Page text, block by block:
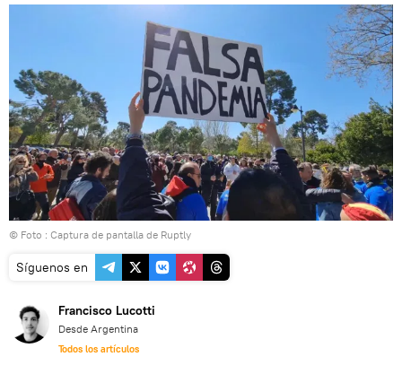
© Foto : Captura de pantalla de Ruptly
Síguenos en
Francisco Lucotti
Desde Argentina
Todos los artículos